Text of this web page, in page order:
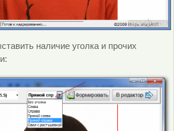
наличие уголка и прочих